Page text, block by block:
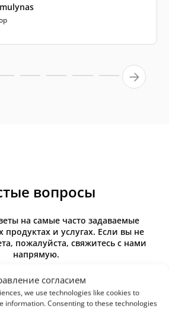
согласием
we use technologies like cookies to
information. Consenting to these technologies
вопросы
на самые часто задаваемые
и услугах. Если вы не
пожалуйста, свяжитесь с нами
напрямую.